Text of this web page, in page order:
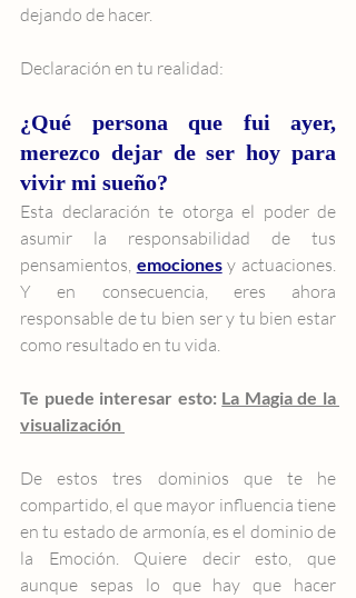
dejando de hacer.
Declaración en tu realidad:
¿Qué persona que fui ayer,
merezco dejar de ser hoy para
vivir mi sueño?
Esta declaración te otorga el poder de
asumir la responsabilidad de tus
pensamientos, emociones y actuaciones.
Y en consecuencia, eres ahora
responsable de tu bien ser y tu bien estar
como resultado en tu vida.
Te puede interesar esto: La Magia de la
visualización
De estos tres dominios que te he
compartido, el que mayor influencia tiene
en tu estado de armonía, es el dominio de
la Emoción. Quiere decir esto, que
aunque sepas lo que hay que hacer